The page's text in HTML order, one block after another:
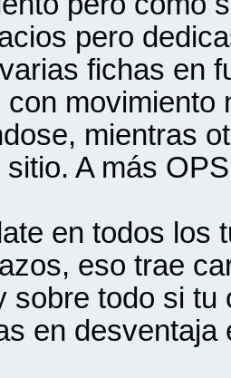
pero
fichas en
con movimiento
mientras
sitio. A más
en todos los
eso trae
sobre todo si tu
en desventaja